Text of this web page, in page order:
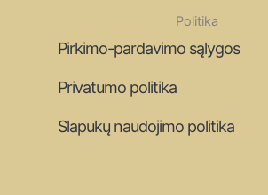
Politika
Pirkimo-pardavimo sąlygos
Privatumo politika
Slapukų naudojimo politika